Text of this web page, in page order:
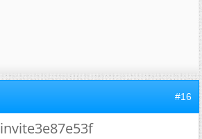
#16
invite3e87e53f